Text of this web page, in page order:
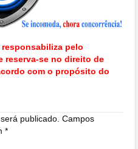
pelo
reserva-se no direito de
com o propósito do
publicado. Campos
*